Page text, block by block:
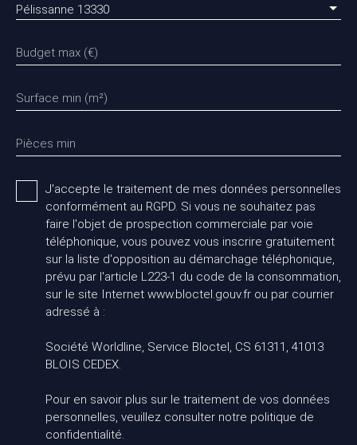
Pélissanne 13330
Budget max (€)
Surface min (m²)
Pièces min
J'accepte le traitement de mes données personnelles
conformément au RGPD. Si vous ne souhaitez pas
faire l'objet de prospection commerciale par voie
téléphonique, vous pouvez vous inscrire gratuitement
sur la liste d'opposition au démarchage téléphonique,
prévu par l'article L223-1 du code de la consommation,
sur le site Internet www.bloctel.gouv.fr ou par courrier
adressé à :
Société Worldline, Service Bloctel, CS 61311, 41013
BLOIS CEDEX.
Pour en savoir plus sur le traitement de vos données
personnelles, veuillez consulter notre politique de
confidentialité.